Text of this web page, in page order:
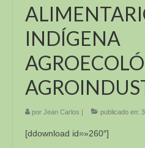
INDÍGENA
por Jean Carlos | publicado en:
[ddownload id=»260″]